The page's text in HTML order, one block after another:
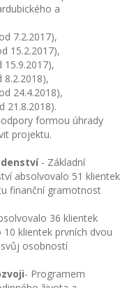
a
7.2.2017),
15.2.2017),
8.2.2018),
24.4.2018),
21.8.2018).
formou úhrady
projektu.
- Základní
absolvovalo 51 klientek
finanční gramotnost
36 klientek
10 klientek prvních dvou
osobností
- Programem